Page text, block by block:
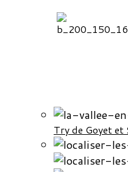
Try de Goyet et